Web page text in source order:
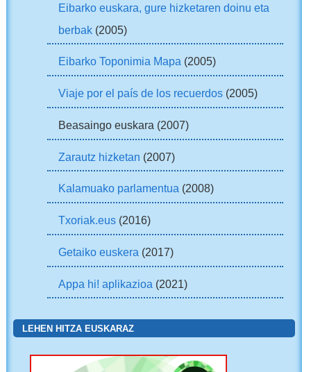
Eibarko euskara, gure hizketaren doinu eta
berbak(2005)
Eibarko Toponimia Mapa (2005)
Viaje por el país de los recuerdos(2005)
Beasaingo euskara (2007)
Zarautz hizketan (2007)
Kalamuako parlamentua (2008)
Txoriak.eus(2016)
Getaiko euskera (2017)
Appa hi! aplikazioa (2021)
LEHEN HITZA EUSKARAZ